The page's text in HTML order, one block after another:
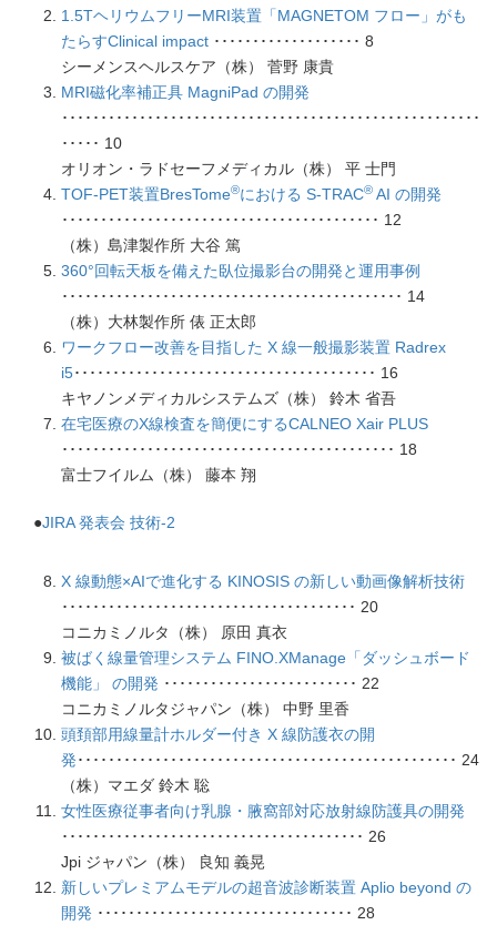
1.5TヘリウムフリーMRI装置「MAGNETOM フロー」がも
たらすClinical impact ･･･････････････････ 8
シーメンスヘルスケア（株） 菅野 康貴
MRI磁化率補正具 MagniPad の開発
･･････････････････････････････････････････････････････
･････ 10
オリオン・ラドセーフメディカル（株） 平 士門
TOF-PET装置BresTome®における S-TRAC® AI の開発
･････････････････････････････････････････ 12
（株）島津製作所 大谷 篤
360°回転天板を備えた臥位撮影台の開発と運用事例
････････････････････････････････････････････ 14
（株）大林製作所 俵 正太郎
ワークフロー改善を目指した X 線一般撮影装置 Radrex
i5･･･････････････････････････････････････ 16
キヤノンメディカルシステムズ（株） 鈴木 省吾
在宅医療のX線検査を簡便にするCALNEO Xair PLUS
･･･････････････････････････････････････････ 18
富士フイルム（株） 藤本 翔
●JIRA 発表会 技術-2
X 線動態×AIで進化する KINOSIS の新しい動画像解析技術
･･････････････････････････････････････ 20
コニカミノルタ（株） 原田 真衣
被ばく線量管理システム FINO.XManage「ダッシュボード
機能」 の開発 ･････････････････････････ 22
コニカミノルタジャパン（株） 中野 里香
頭頚部用線量計ホルダー付き X 線防護衣の開
発･････････････････････････････････････････････････ 24
（株）マエダ 鈴木 聡
女性医療従事者向け乳腺・腋窩部対応放射線防護具の開発
･･･････････････････････････････････････ 26
Jpi ジャパン（株） 良知 義晃
新しいプレミアムモデルの超音波診断装置 Aplio beyond の
開発 ･････････････････････････････････ 28